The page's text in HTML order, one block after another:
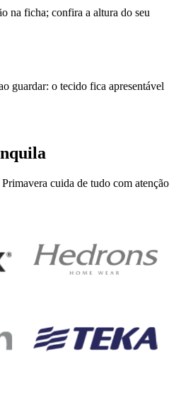
na ficha; confira a altura do seu
guardar: o tecido fica apresentável
cuida de tudo com atenção